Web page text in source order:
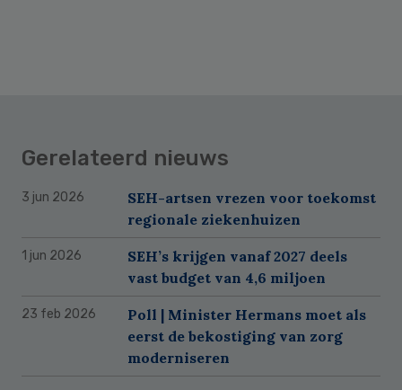
Gerelateerd nieuws
3 jun 2026
SEH-artsen vrezen voor toekomst
regionale ziekenhuizen
1 jun 2026
SEH’s krijgen vanaf 2027 deels
vast budget van 4,6 miljoen
23 feb 2026
Poll | Minister Hermans moet als
eerst de bekostiging van zorg
moderniseren